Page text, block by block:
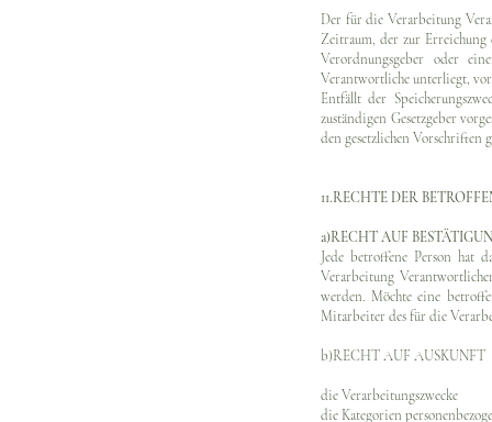
Der für die Verarbeitung
Zeitraum, der zur Erreichung
Verordnungsgeber oder
Verantwortliche unterliegt,
Entfällt der
zuständigen Gesetzgeber
den gesetzlichen Vorschriften
11.RECHTE DER
a)RECHT AUF
Jede betroffene Person hat
Verarbeitung
werden. Möchte eine
Mitarbeiter des für die
b)RECHT AUF AUSKUNFT
die Verarbeitungszwecke
die Kategorien